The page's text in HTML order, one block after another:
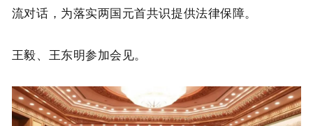
流对话，为落实两国元首共识提供法律保障。
王毅、王东明参加会见。